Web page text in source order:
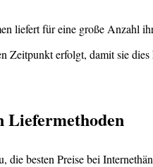
liefert für eine große Anzahl
Zeitpunkt erfolgt, damit sie
Liefermethoden
die besten Preise bei